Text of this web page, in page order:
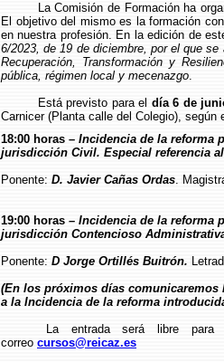
LaComisión de Formación ha
El objetivo del mismo es la formación
en nuestra profesión. En la edición de
6/2023, de 19 de diciembre, por el que
Recuperación, Transformación y
pública, régimen local y mecenazgo.
Está previsto para el día 6 de
Carnicer (Planta calle del Colegio), según
18:00 horas – Incidencia de la reforma
jurisdicción Civil. Especial referencia
Ponente: D. Javier Cañas Ordas.
19:00 horas – Incidencia de la reforma
jurisdicción Contencioso
Ponente: D Jorge Ortillés Buitrón.
(En los próximos días
a la Incidencia de la reforma
La entrada será libre para
correo cursos@reicaz.es